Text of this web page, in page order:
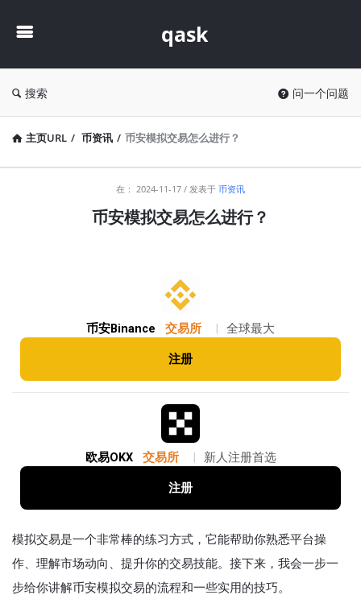
qask
搜索 问一个问题
主页URL / 币资讯 / 币安模拟交易怎么进行？
在： 2024-11-17 发表于 币资讯
币安模拟交易怎么进行？
币安Binance 交易所 全球最大
注册
欧易OKX 交易所 新人注册首选
注册
模拟交易是一个非常棒的练习方式，它能帮助你熟悉平台操
作、理解市场动向、提升你的交易技能。接下来，我会一步一
步给你讲解币安模拟交易的流程和一些实用的技巧。